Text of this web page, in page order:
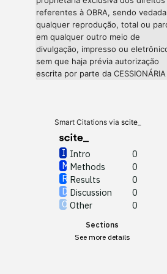
referentes à OBRA, sendo vedada
qualquer reprodução, total ou
em qualquer outro meio de
divulgação, impresso ou
sem que haja prévia autorização
escrita por parte da CESSIONÁRIA
Smart Citations via scite_
Intro
0
Methods
0
Results
0
Discussion
0
Other
0
Sections
See more details